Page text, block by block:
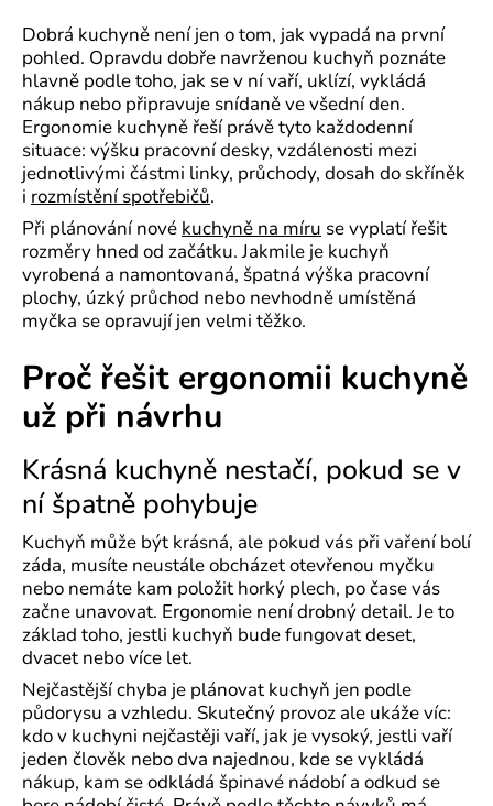
Dobrá kuchyně není jen o tom, jak vypadá na první
pohled. Opravdu dobře navrženou kuchyň poznáte
hlavně podle toho, jak se v ní vaří, uklízí, vykládá
nákup nebo připravuje snídaně ve všední den.
Ergonomie kuchyně řeší právě tyto každodenní
situace: výšku pracovní desky, vzdálenosti mezi
jednotlivými částmi linky, průchody, dosah do skříněk
i rozmístění spotřebičů.
Při plánování nové kuchyně na míru se vyplatí řešit
rozměry hned od začátku. Jakmile je kuchyň
vyrobená a namontovaná, špatná výška pracovní
plochy, úzký průchod nebo nevhodně umístěná
myčka se opravují jen velmi těžko.
Proč řešit ergonomii kuchyně
už při návrhu
Krásná kuchyně nestačí, pokud se v
ní špatně pohybuje
Kuchyň může být krásná, ale pokud vás při vaření bolí
záda, musíte neustále obcházet otevřenou myčku
nebo nemáte kam položit horký plech, po čase vás
začne unavovat. Ergonomie není drobný detail. Je to
základ toho, jestli kuchyň bude fungovat deset,
dvacet nebo více let.
Nejčastější chyba je plánovat kuchyň jen podle
půdorysu a vzhledu. Skutečný provoz ale ukáže víc:
kdo v kuchyni nejčastěji vaří, jak je vysoký, jestli vaří
jeden člověk nebo dva najednou, kde se vykládá
nákup, kam se odkládá špinavé nádobí a odkud se